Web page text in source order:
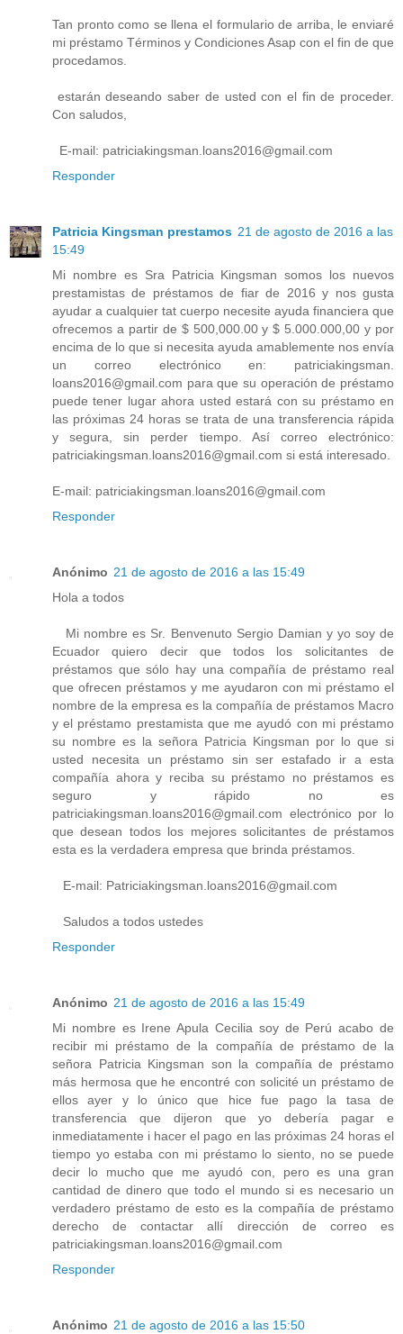
Tan pronto como se llena el formulario de arriba, le enviaré
mi préstamo Términos y Condiciones Asap con el fin de que
procedamos.
estarán deseando saber de usted con el fin de proceder.
Con saludos,
E-mail: patriciakingsman.loans2016@gmail.com
Responder
Patricia Kingsman prestamos 21 de agosto de 2016 a las
15:49
Mi nombre es Sra Patricia Kingsman somos los nuevos
prestamistas de préstamos de fiar de 2016 y nos gusta
ayudar a cualquier tat cuerpo necesite ayuda financiera que
ofrecemos a partir de $ 500,000.00 y $ 5.000.000,00 y por
encima de lo que si necesita ayuda amablemente nos envía
un correo electrónico en: patriciakingsman.
loans2016@gmail.com para que su operación de préstamo
puede tener lugar ahora usted estará con su préstamo en
las próximas 24 horas se trata de una transferencia rápida
y segura, sin perder tiempo. Así correo electrónico:
patriciakingsman.loans2016@gmail.com si está interesado.
E-mail: patriciakingsman.loans2016@gmail.com
Responder
Anónimo 21 de agosto de 2016 a las 15:49
Hola a todos
Mi nombre es Sr. Benvenuto Sergio Damian y yo soy de
Ecuador quiero decir que todos los solicitantes de
préstamos que sólo hay una compañía de préstamo real
que ofrecen préstamos y me ayudaron con mi préstamo el
nombre de la empresa es la compañía de préstamos Macro
y el préstamo prestamista que me ayudó con mi préstamo
su nombre es la señora Patricia Kingsman por lo que si
usted necesita un préstamo sin ser estafado ir a esta
compañía ahora y reciba su préstamo no préstamos es
seguro y rápido no es
patriciakingsman.loans2016@gmail.com electrónico por lo
que desean todos los mejores solicitantes de préstamos
esta es la verdadera empresa que brinda préstamos.
E-mail: Patriciakingsman.loans2016@gmail.com
Saludos a todos ustedes
Responder
Anónimo 21 de agosto de 2016 a las 15:49
Mi nombre es Irene Apula Cecilia soy de Perú acabo de
recibir mi préstamo de la compañía de préstamo de la
señora Patricia Kingsman son la compañía de préstamo
más hermosa que he encontré con solicité un préstamo de
ellos ayer y lo único que hice fue pago la tasa de
transferencia que dijeron que yo debería pagar e
inmediatamente i hacer el pago en las próximas 24 horas el
tiempo yo estaba con mi préstamo lo siento, no se puede
decir lo mucho que me ayudó con, pero es una gran
cantidad de dinero que todo el mundo si es necesario un
verdadero préstamo de esto es la compañía de préstamo
derecho de contactar allí dirección de correo es
patriciakingsman.loans2016@gmail.com
Responder
Anónimo 21 de agosto de 2016 a las 15:50